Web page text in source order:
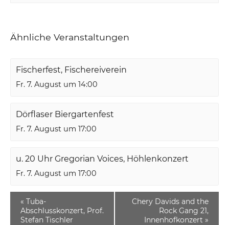
Ähnliche Veranstaltungen
Fischerfest, Fischereiverein
Fr. 7. August um 14:00
Dörflaser Biergartenfest
Fr. 7. August um 17:00
u. 20 Uhr Gregorian Voices, Höhlenkonzert
Fr. 7. August um 17:00
« Tuba-
Abschlusskonzert, Prof.
Stefan Tischler
Chery Davids and the
Rock Gang 21,
Innenhofkonzert »